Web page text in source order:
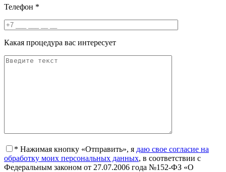
Телефон *
Какая процедура вас интересует
* Нажимая кнопку «Отправить», я даю свое согласие на
обработку моих персональных данных, в соответствии с
Федеральным законом от 27.07.2006 года №152-ФЗ «О